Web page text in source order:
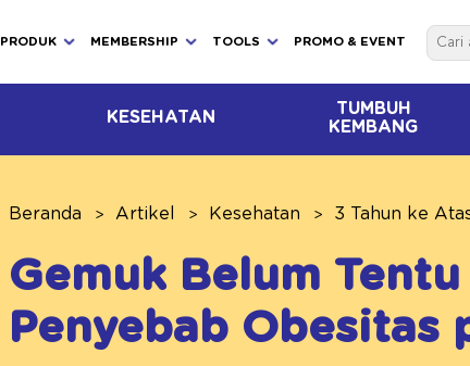
PRODUK MEMBERSHIP TOOLS PROMO & EVENT
KESEHATAN
TUMBUH
KEMBANG
Beranda Artikel Kesehatan 3 Tahun ke
Gemuk Belum
Penyebab Obesitas